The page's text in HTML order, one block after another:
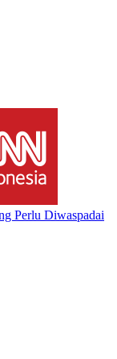
Perlu Diwaspadai